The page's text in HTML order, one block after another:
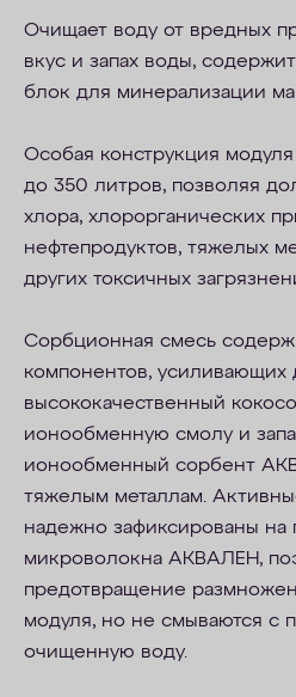
Очищает воду от вредных
вкус и запах воды,
блок для минерализации
Особая конструкция
до 350 литров, позволяя
хлора, хлорорганических
нефтепродуктов, тяжелых
других токсичных
Сорбционная смесь
компонентов, усиливающих
высококачественный
ионообменную смолу и
ионообменный сорбент
тяжелым металлам.
надежно зафиксированы на
микроволокна АКВАЛЕН,
предотвращение
модуля, но не смываются с
очищенную воду.